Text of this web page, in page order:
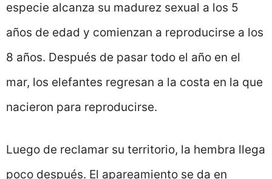
especie alcanza su madurez sexual a los 5
años de edad y comienzan a reproducirse a los
8 años. Después de pasar todo el año en el
mar, los elefantes regresan a la costa en la que
nacieron para reproducirse.
Luego de reclamar su territorio, la hembra llega
poco después. El apareamiento se da en